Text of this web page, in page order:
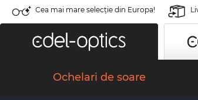
Cea mai mare selecție din Europa!
Ochelari de soare